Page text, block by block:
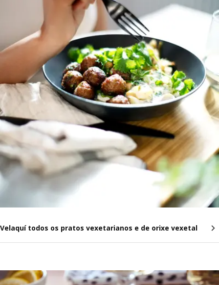
Velaquí todos os pratos vexetarianos e de orixe vexetal